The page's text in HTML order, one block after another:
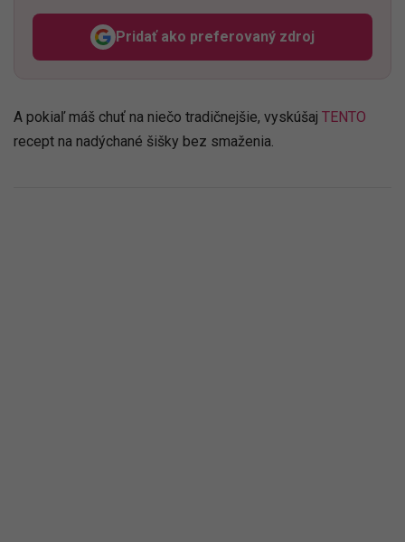
Pridať ako preferovaný zdroj
Odzadu, odkaz sa otvorí v
A pokiaľ máš chuť na niečo tradičnejšie, vyskúšaj TENTO
recept na nadýchané šišky bez smaženia.